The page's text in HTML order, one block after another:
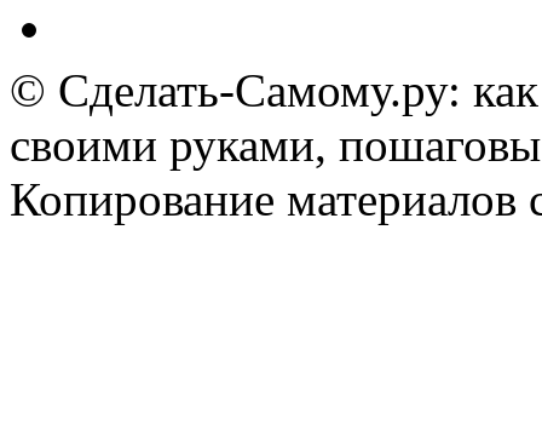
© Сделать-Самому.ру:
своими руками,
Копирование материалов